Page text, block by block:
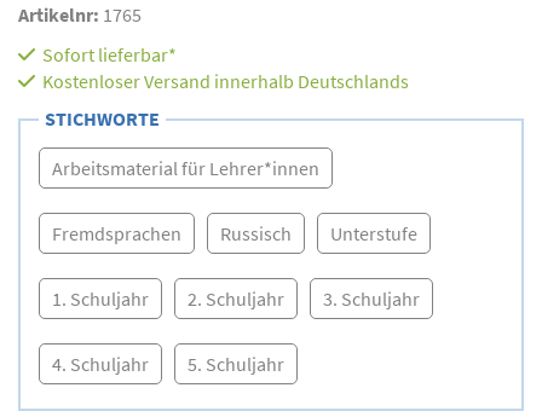
Artikelnr: 1765
Sofort lieferbar*
Kostenloser Versand innerhalb Deutschlands
STICHWORTE
Arbeitsmaterial für Lehrer*innen
Fremdsprachen Russisch Unterstufe
1. Schuljahr 2. Schuljahr 3. Schuljahr
4. Schuljahr 5. Schuljahr